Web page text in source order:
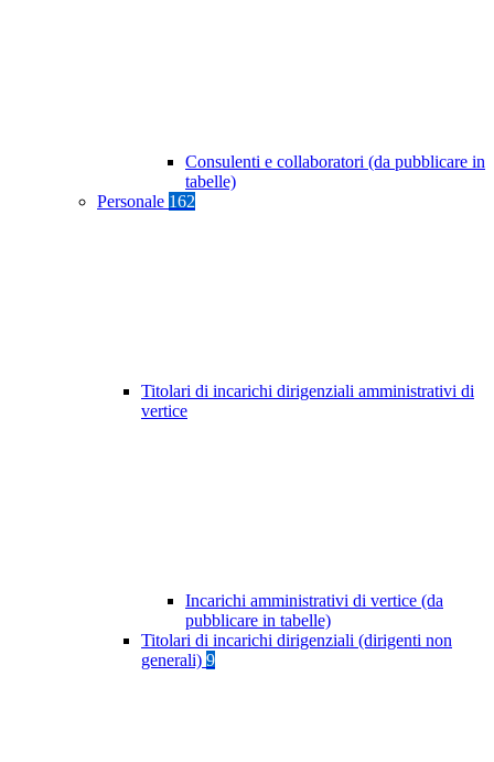
Consulenti e collaboratori (da pubblicare in
tabelle)
Personale 162
Titolari di incarichi dirigenziali amministrativi di
vertice
Incarichi amministrativi di vertice (da
pubblicare in tabelle)
Titolari di incarichi dirigenziali (dirigenti non
generali) 9